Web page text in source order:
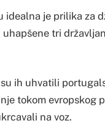
je prilika za
tri
ih uhvatili
tokom evropskog
na voz.